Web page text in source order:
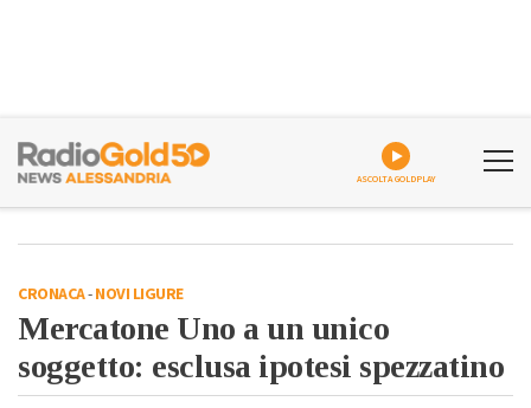
ASCOLTA GOLDPLAY
CRONACA-NOVI LIGURE
Mercatone Uno a un unico
soggetto: esclusa ipotesi spezzatino